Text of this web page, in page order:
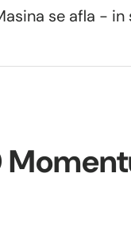
se afla -